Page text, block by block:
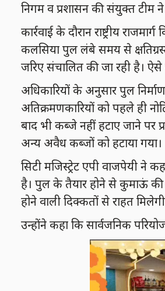
निगम व प्रशासन की संयुक्त टीम
कार्रवाई के दौरान राष्ट्रीय
कलसिया पुल लंबे समय से
जरिए संचालित की जा रही है। ऐसे
अधिकारियों के अनुसार पुल
अतिक्रमणकारियों को पहले ही
बाद भी कब्जे नहीं हटाए जाने पर
अन्य अवैध कब्जों को हटाया गया।
सिटी मजिस्ट्रेट एपी वाजपेयी ने
है। पुल के तैयार होने से कुमाऊं की
होने वाली दिक्कतों से राहत
उन्होंने कहा कि सार्वजनिक